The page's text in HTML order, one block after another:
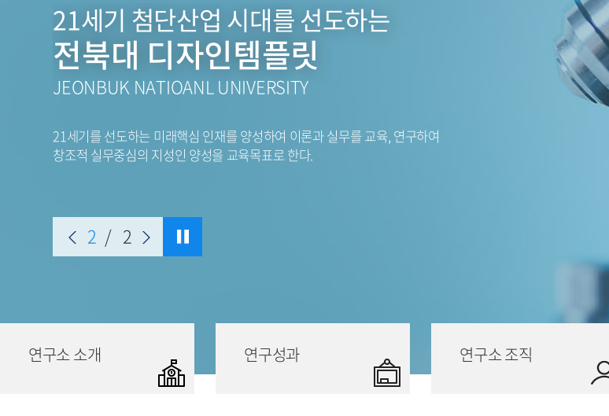
2 / 2
21세기 첨단산업 시대를 선도하는
전북대 디자인템플릿
JEONBUK NATIOANL UNIVERSITY
21세기를 선도하는 미래핵심 인재를 양성하여 이론과 실무를 교육, 연구하여
창조적 실무중심의 지성인 양성을 교육목표로 한다.
연구소 소개 연구성과 연구소 조직